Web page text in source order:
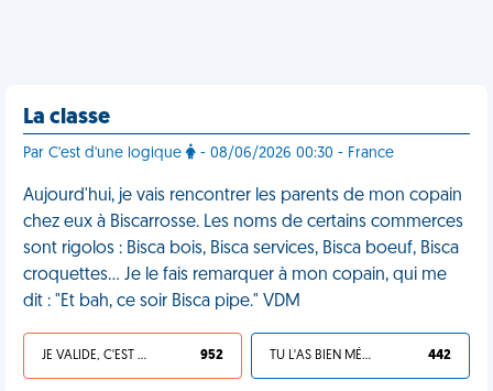
La classe
Par C'est d'une logique - 08/06/2026 00:30 - France
Aujourd'hui, je vais rencontrer les parents de mon copain
chez eux à Biscarrosse. Les noms de certains commerces
sont rigolos : Bisca bois, Bisca services, Bisca boeuf, Bisca
croquettes… Je le fais remarquer à mon copain, qui me
dit : "Et bah, ce soir Bisca pipe." VDM
JE VALIDE, C'EST UNE VDM 952 TU L'AS BIEN MÉRITÉ 442